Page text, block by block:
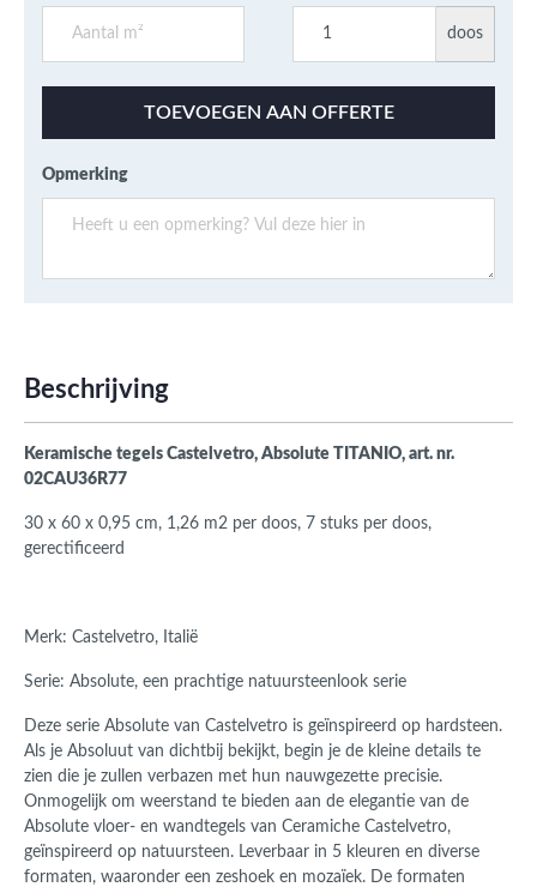
doos
TOEVOEGEN AAN OFFERTE
Opmerking
Beschrijving
Keramische tegels Castelvetro, Absolute TITANIO, art. nr.
02CAU36R77
30 x 60 x 0,95 cm, 1,26 m2 per doos, 7 stuks per doos,
gerectificeerd
Merk: Castelvetro, Italië
Serie: Absolute, een prachtige natuursteenlook serie
Deze serie Absolute van Castelvetro is geïnspireerd op hardsteen.
Als je Absoluut van dichtbij bekijkt, begin je de kleine details te
zien die je zullen verbazen met hun nauwgezette precisie.
Onmogelijk om weerstand te bieden aan de elegantie van de
Absolute vloer- en wandtegels van Ceramiche Castelvetro,
geïnspireerd op natuursteen. Leverbaar in 5 kleuren en diverse
formaten, waaronder een zeshoek en mozaïek. De formaten